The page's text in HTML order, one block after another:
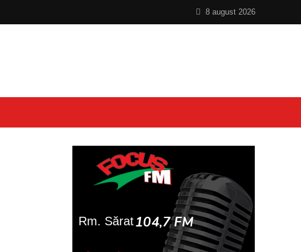
8 august 2026